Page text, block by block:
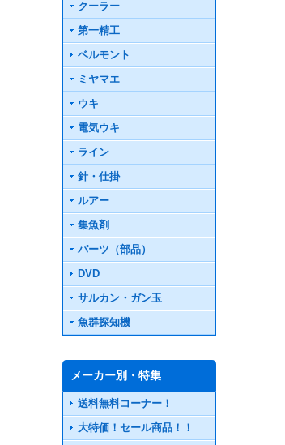
クーラー
第一精工
ベルモント
ミヤマエ
ウキ
電気ウキ
ライン
針・仕掛
ルアー
集魚剤
パーツ（部品）
DVD
サルカン・ガン玉
魚群探知機
メーカー別・特集
送料無料コーナー！
大特価！セール商品！！